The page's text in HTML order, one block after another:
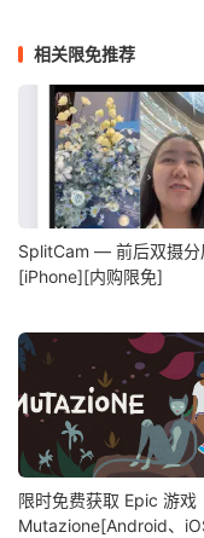
相关限免推荐
SplitCam — 前后双摄分
[iPhone][内购限免]
限时免费获取 Epic 游戏
Mutazione[Android、